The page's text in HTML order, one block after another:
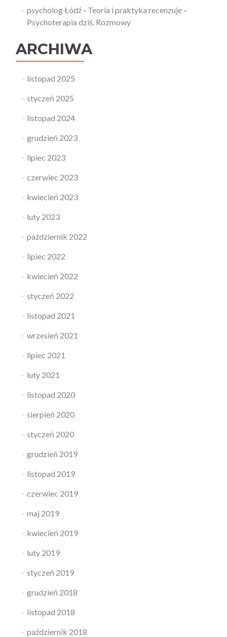
psycholog Łódź- Teoria i praktyka recenzuje –
Psychoterapia dziś. Rozmowy
ARCHIWA
listopad 2025
styczeń 2025
listopad 2024
grudzień 2023
lipiec 2023
czerwiec 2023
kwiecień 2023
luty 2023
październik 2022
lipiec 2022
kwiecień 2022
styczeń 2022
listopad 2021
wrzesień 2021
lipiec 2021
luty 2021
listopad 2020
sierpień 2020
styczeń 2020
grudzień 2019
listopad 2019
czerwiec 2019
maj 2019
kwiecień 2019
luty 2019
styczeń 2019
grudzień 2018
listopad 2018
październik 2018